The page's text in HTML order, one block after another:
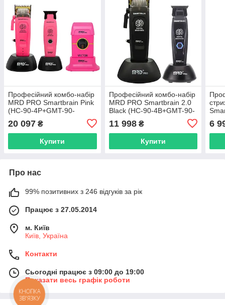
Професійний комбо-набір
MRD PRO Smartbrain Pink
(HC-90-4P+GMT-90-
20 097 ₴
Купити
Професійний комбо-набір
MRD PRO Smartbrain 2.0
Black (HC-90-4B+GMT-90-
11 998₴
Купити
6
Про нас
99% позитивних з 246 відгуків за рік
Працює з 27.05.2014
м. Київ
Київ, Україна
Контакти
Сьогодні працює з 09:00 до 19:00
Показати весь графік роботи
КНОПКА
ЗВ'ЯЗКУ